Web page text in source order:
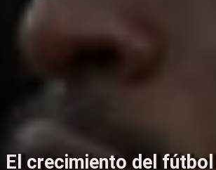
El crecimiento del fútbol